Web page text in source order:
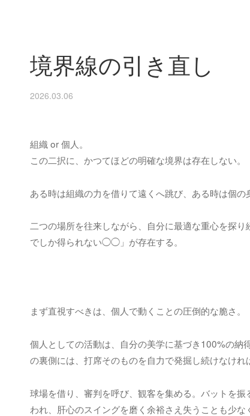
境界線の引き直し
2026.03.06
組織 or 個人。
この二択に、かつてほどの明確な境界は存在しない。
ある時は組織の力を借りて遠くへ跳び、ある時は個の
二つの場所を往来しながら、自分に最適な重心を探
でしか得られない◯◯」が存在する。
まず直視すべきは、個人で動くことの圧倒的な脆さ。
個人としての活動は、自分の美学に基づき100%の納
の裏側には、打席そのものを自力で発掘し続けなけれ
球場を借り、審判を呼び、観客を集める。バットを
われ、肝心のスイングを磨く余裕さえ失うことも少